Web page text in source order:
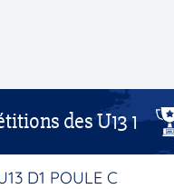
des U13 1
D1 POULE C